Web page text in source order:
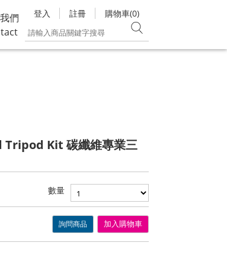
們
登入 註冊 購物車(0)
Tripod Kit 碳纖維專業三
數量
詢問商品 加入購物車